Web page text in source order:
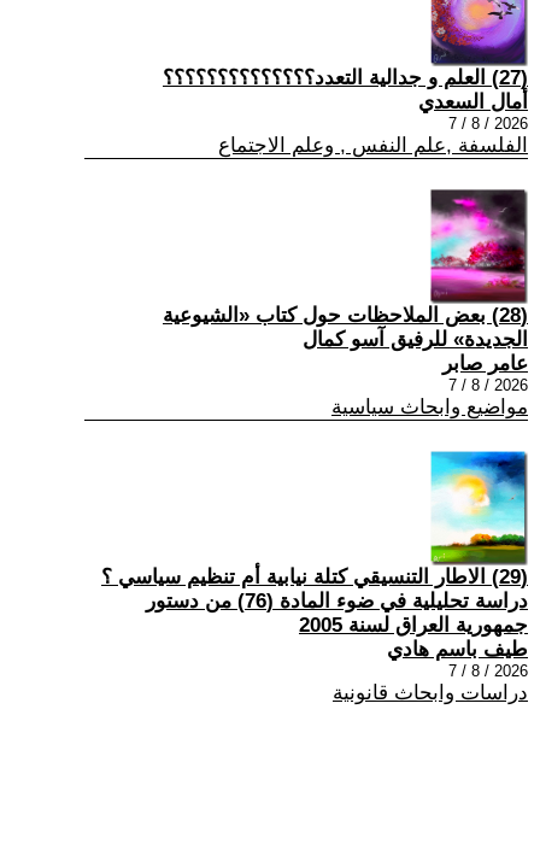
(27) العلم و جدالية التعدد؟؟؟؟؟؟؟؟؟؟؟؟؟؟
أمال السعدي
2026 / 8 / 7
الفلسفة ,علم النفس , وعلم الاجتماع
(28) بعض الملاحظات حول كتاب «الشيوعية
الجديدة» للرفيق آسو كمال
عامر صابر
2026 / 8 / 7
مواضيع وابحاث سياسية
(29) الاطار التنسيقي كتلة نيابية أم تنظيم سياسي ؟
دراسة تحليلية في ضوء المادة (76) من دستور
جمهورية العراق لسنة 2005
طيف باسم هادي
2026 / 8 / 7
دراسات وابحاث قانونية